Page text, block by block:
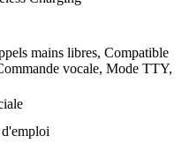
mains libres, Compatible
vocale, Mode TTY,